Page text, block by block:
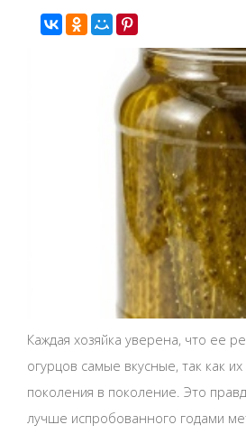
Каждая хозяйка уверена, что ее
огурцов самые вкусные, так как
поколения в поколение. Это
лучше испробованного годами